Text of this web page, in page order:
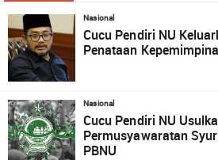
Nasional
Cucu Pendiri NU
Penataan
Nasional
Cucu Pendiri NU
Permusyawaratan
PBNU